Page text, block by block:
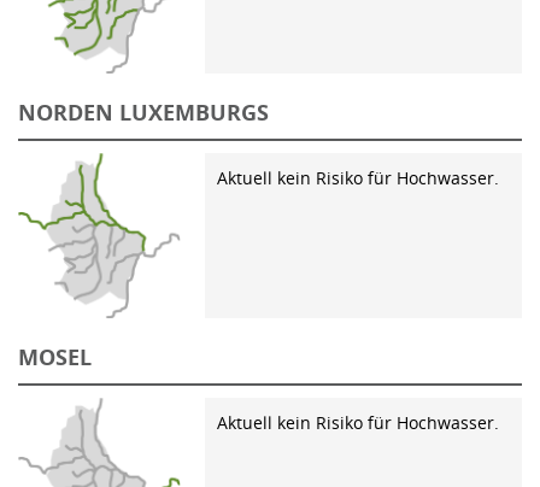
NORDEN LUXEMBURGS
Aktuell kein Risiko für Hochwasser.
MOSEL
Aktuell kein Risiko für Hochwasser.